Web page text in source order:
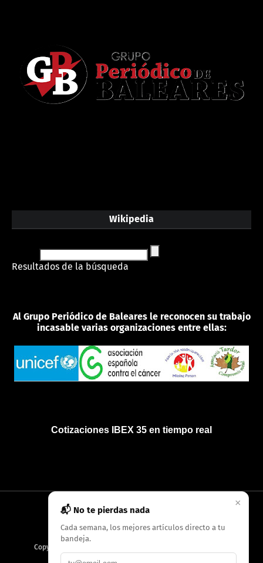
Wikipedia
Resultados de la búsqueda
Al Grupo Periódico de Baleares le reconocen su trabajo
incasable varias organizaciones entre ellas:
Cotizaciones IBEX 35 en tiempo real
INICIO QUIÉNES SOMOS POLÍTICA DE PRIVACIDAD
Copyright
×
📬 No te pierdas nada
Cada semana, los mejores artículos directo a tu
bandeja.